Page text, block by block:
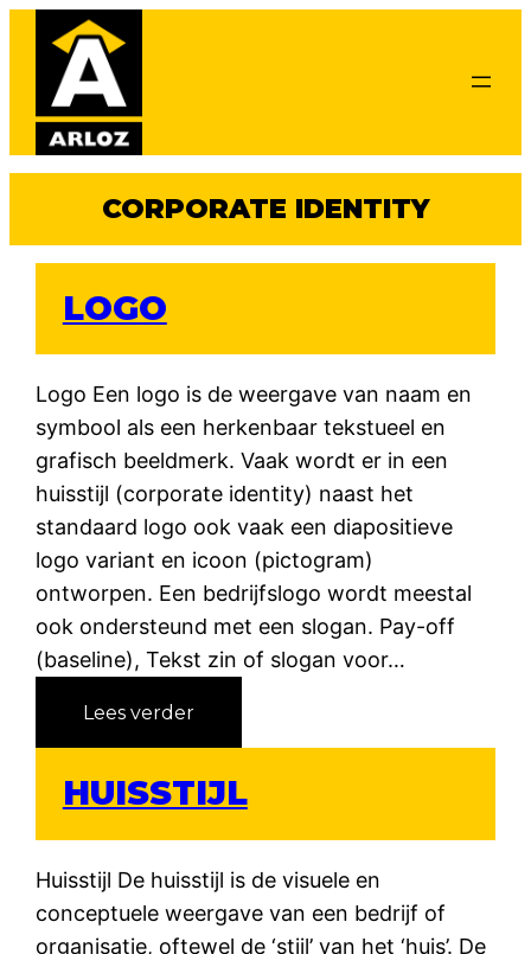
inhoud
CORPORATE IDENTITY
LOGO
Logo Een logo is de weergave van naam en
symbool als een herkenbaar tekstueel en
grafisch beeldmerk. Vaak wordt er in een
huisstijl (corporate identity) naast het
standaard logo ook vaak een diapositieve
logo variant en icoon (pictogram)
ontworpen. Een bedrijfslogo wordt meestal
ook ondersteund met een slogan. Pay-off
(baseline), Tekst zin of slogan voor…
Lees verder:
g
HUISSTIJL
Huisstijl De huisstijl is de visuele en
conceptuele weergave van een bedrijf of
organisatie, oftewel de ‘stijl’ van het ‘huis’. De